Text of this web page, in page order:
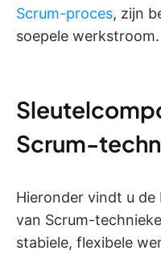
Scrum-proces, zijn
soepele werkstroom.
Scrum-
Hieronder vindt u
van Scrum-
stabiele, flexibele